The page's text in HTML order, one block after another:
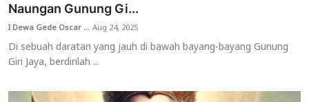
Naungan Gunung Gi...
I Dewa Gede Oscar ...Aug 24, 2025
Di sebuah daratan yang jauh di bawah bayang-bayang Gunung
Giri Jaya, berdirilah ...